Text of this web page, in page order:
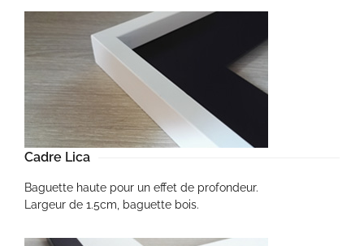
Cadre Lica
Baguette haute pour un effet de profondeur.
Largeur de 1.5cm, baguette bois.